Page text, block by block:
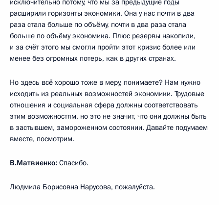
расширили горизонты экономики. Она у нас почти в два
раза стала больше по объёму, почти в два раза стала
больше по объёму экономика. Плюс резервы накопили,
и за счёт этого мы смогли пройти этот кризис более или
менее без огромных потерь, как в других странах.
Но здесь всё хорошо тоже в меру, понимаете? Нам нужно
исходить из реальных возможностей экономики. Трудовые
отношения и социальная сфера должны соответствовать
этим возможностям, но это не значит, что они должны быть
в застывшем, замороженном состоянии. Давайте подумаем
вместе, посмотрим.
В.Матвиенко: Спасибо.
Людмила Борисовна Нарусова, пожалуйста.